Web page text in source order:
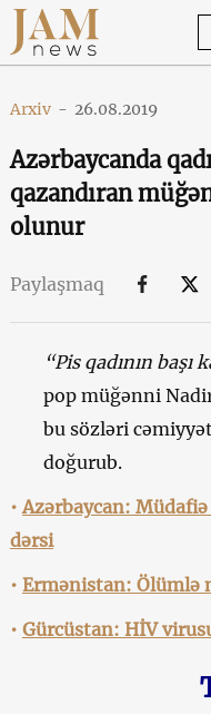
Arxiv - 26.08.2019
Azərbaycanda
qazandıran
olunur
Paylaşmaq
“Pis qadının
pop müğənni
bu sözləri
doğurub.
• Azərbaycan:
dərsi
• Ermənistan: Ölümlə
• Gürcüstan: HİV